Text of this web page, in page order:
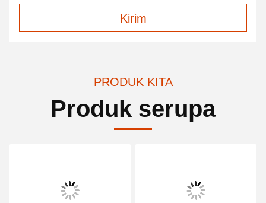
Kirim
PRODUK KITA
Produk serupa